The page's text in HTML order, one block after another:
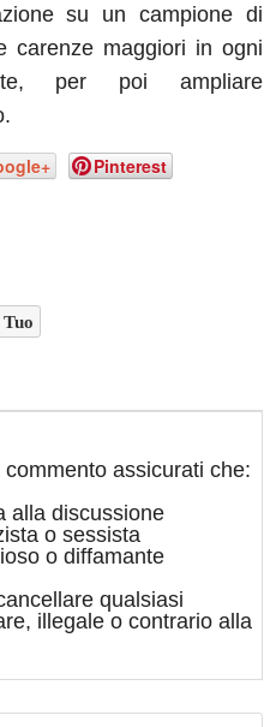
su un campione di
carenze maggiori in ogni
per poi ampliare
Pinterest
assicurati che:
alla discussione
o sessista
o diffamante
qualsiasi
illegale o contrario alla